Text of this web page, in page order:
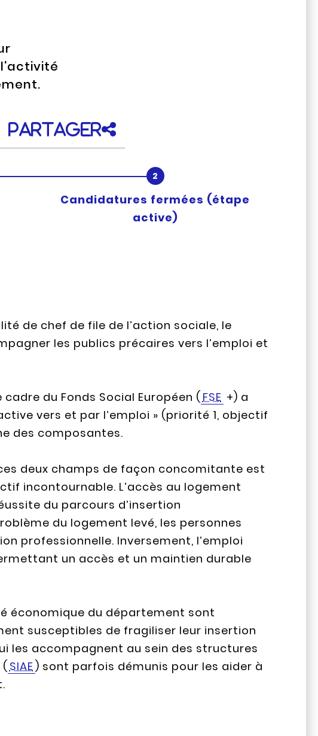
Partager
Candidatures fermées (étape
active)
de chef de file de l’action sociale, le
les publics précaires vers l’emploi et
du Fonds Social Européen (FSE +) a
vers et par l’emploi » (priorité 1, objectif
des composantes.
deux champs de façon concomitante est
incontournable. L’accès au logement
du parcours d’insertion
du logement levé, les personnes
professionnelle. Inversement, l’emploi
un accès et un maintien durable
économique du département sont
susceptibles de fragiliser leur insertion
les accompagnent au sein des structures
SIAE ) sont parfois démunis pour les aider à